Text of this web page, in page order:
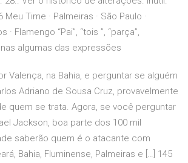
Time · Palmeiras · São Paulo ·
· Flamengo “Pai”, “tois ”, “parça”,
algumas das expressões
Valença, na Bahia, e perguntar se alguém
Adriano de Sousa Cruz, provavelmente
quem se trata. Agora, se você perguntar
Jackson, boa parte dos 100 mil
saberão quem é o atacante com
Bahia, Fluminense, Palmeiras e […] 145